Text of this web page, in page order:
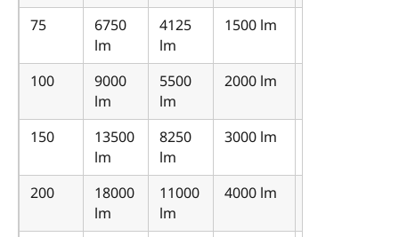
75
6750
lm
4125
lm
1500 lm
100
9000
lm
5500
lm
2000 lm
150
13500
lm
8250
lm
3000 lm
200
18000
lm
11000
lm
4000 lm